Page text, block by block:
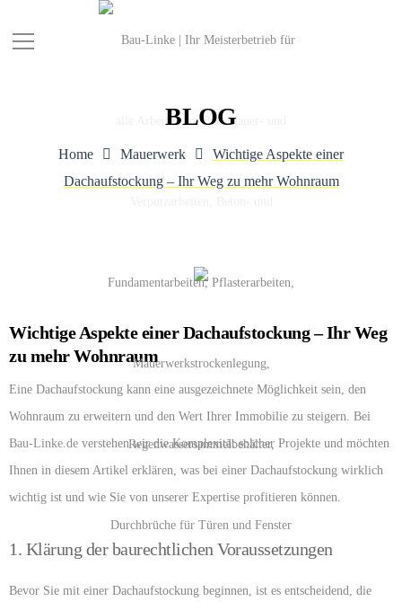
BLOG
Home Mauerwerk
Wichtige Aspekte einer
Dachaufstockung – Ihr Weg zu mehr Wohnraum
Wichtige Aspekte einer Dachaufstockung – Ihr Weg
zu mehr Wohnraum
Eine Dachaufstockung kann eine ausgezeichnete Möglichkeit sein, den
Wohnraum zu erweitern und den Wert Ihrer Immobilie zu steigern. Bei
Bau-Linke.de verstehen wir die Komplexität solcher Projekte und möchten
Ihnen in diesem Artikel erklären, was bei einer Dachaufstockung wirklich
wichtig ist und wie Sie von unserer Expertise profitieren können.
1. Klärung der baurechtlichen Voraussetzungen
Bevor Sie mit einer Dachaufstockung beginnen, ist es entscheidend, die